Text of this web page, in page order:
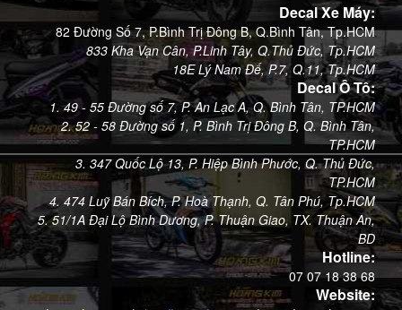
Decal Xe Máy:
82 Đường Số 7, P.Bình Trị Đông B, Q.Bình Tân, Tp.HCM
833 Kha Vạn Cân, P.Linh Tây, Q.Thủ Đức, Tp.HCM
18E Lý Nam Đế, P.7, Q.11, Tp.HCM
Decal Ô Tô:
1. 49 - 55 Đường số 7, P. An Lạc A, Q. Bình Tân, TP.HCM
2. 52 - 58 Đường số 1, P. Bình Trị Đông B, Q. Bình Tân,
TP.HCM
3. 347 Quốc Lộ 13, P. Hiệp Bình Phước, Q. Thủ Đức,
TP.HCM
4. 474 Luỹ Bán Bích, P. Hoà Thạnh, Q. Tân Phú, Tp.HCM
5. 51/1A Đại Lộ Bình Dương, P. Thuận Giao, TX. Thuận An,
BD
Hotline:
07 07 18 38 68
Website: